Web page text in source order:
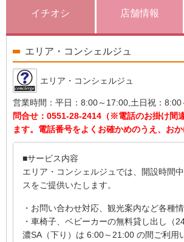
イチオシ 店舗情報
エリア・コンシェルジュ
エリア・コンシェルジュ
営業時間： 平日：8:00～17:00,土日祝：8:00
問合せ： 0551-28-2414（※電話のお掛け間
ます。電話番号をよくお確かめのうえ、おか
■サービス内容
エリア・コンシェルジュでは、開設時間
スをご提供いたします。
・お問い合わせ対応、観光案内など各種
・車椅子、ベビーカーの無料貸し出し（
濃SA（下り）は 6:00～21:00 の間ご利用